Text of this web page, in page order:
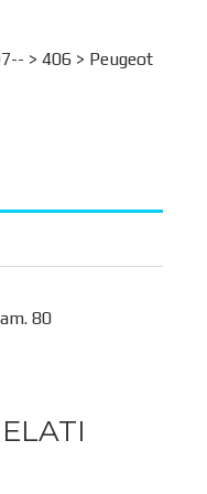
> 406 > Peugeot
80